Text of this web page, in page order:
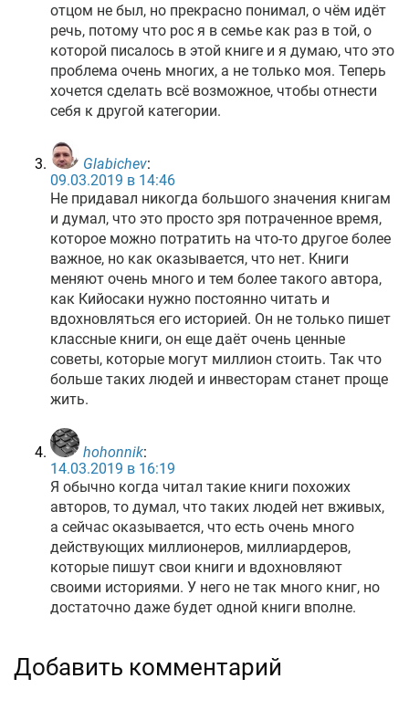
отцом не был, но прекрасно понимал, о чём идёт
речь, потому что рос я в семье как раз в той, о
которой писалось в этой книге и я думаю, что это
проблема очень многих, а не только моя. Теперь
хочется сделать всё возможное, чтобы отнести
себя к другой категории.
Glabichev:
09.03.2019 в 14:46
Не придавал никогда большого значения книгам
и думал, что это просто зря потраченное время,
которое можно потратить на что-то другое более
важное, но как оказывается, что нет. Книги
меняют очень много и тем более такого автора,
как Кийосаки нужно постоянно читать и
вдохновляться его историей. Он не только пишет
классные книги, он еще даёт очень ценные
советы, которые могут миллион стоить. Так что
больше таких людей и инвесторам станет проще
жить.
hohonnik:
14.03.2019 в 16:19
Я обычно когда читал такие книги похожих
авторов, то думал, что таких людей нет вживых,
а сейчас оказывается, что есть очень много
действующих миллионеров, миллиардеров,
которые пишут свои книги и вдохновляют
своими историями. У него не так много книг, но
достаточно даже будет одной книги вполне.
Добавить комментарий